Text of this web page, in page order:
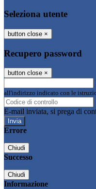
Seleziona utente
button close ×
Recupero password
button close ×
all'indirizzo indicato con le
E-mail inviata, si prega di
Errore
Chiudi
Successo
Chiudi
Informazione